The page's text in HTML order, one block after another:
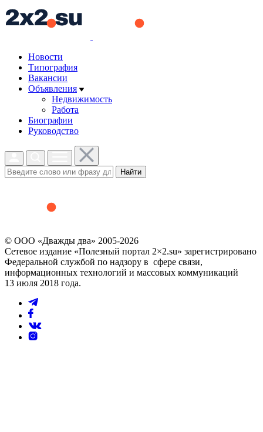
Новости
Типография
Вакансии
Объявления
Недвижимость
Работа
Биографии
Руководство
Найти
© ООО «Дважды два» 2005-2026
Сетевое издание «Полезный портал 2×2.su» зарегистрировано
Федеральной службой по надзору в сфере связи,
информационных технологий и массовых коммуникаций
13 июля 2018 года.